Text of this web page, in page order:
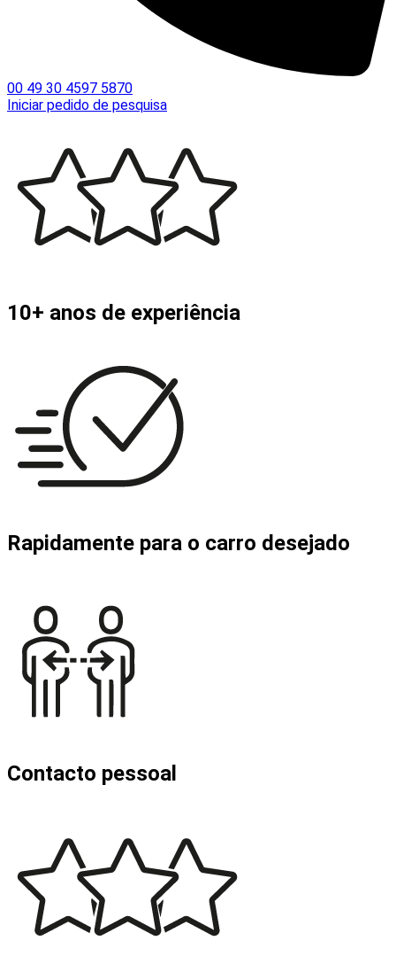
00 49 30 4597 5870
Iniciar pedido de pesquisa
10+ anos de experiência
Rapidamente para o carro desejado
Contacto pessoal